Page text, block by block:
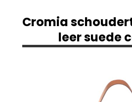
Cromia
leer suede